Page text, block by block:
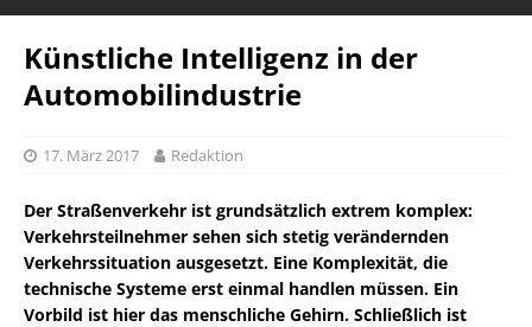
Künstliche Intelligenz in der
Automobilindustrie
17. März 2017 Redaktion
Der Straßenverkehr ist grundsätzlich extrem komplex:
Verkehrsteilnehmer sehen sich stetig verändernden
Verkehrssituation ausgesetzt. Eine Komplexität, die
technische Systeme erst einmal handlen müssen. Ein
Vorbild ist hier das menschliche Gehirn. Schließlich ist